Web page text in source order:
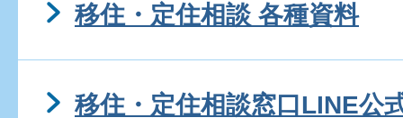
移住・定住相談 各種資料
移住・定住相談窓口LINE公